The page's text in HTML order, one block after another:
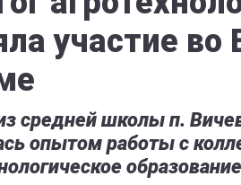
участие во
средней школы п.
опытом работы с